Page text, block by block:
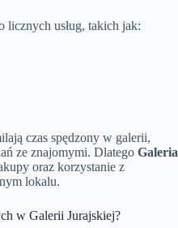
licznych usług, takich jak:
czas spędzony w galerii,
ze znajomymi. Dlatego Galeria
oraz korzystanie z
lokalu.
w Galerii Jurajskiej?